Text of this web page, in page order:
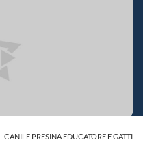
CANILE PRESINA EDUCATORE E GATTI